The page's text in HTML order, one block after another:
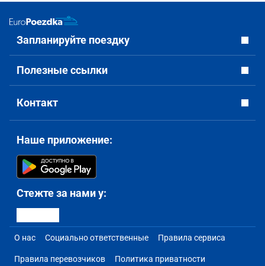
Запланируйте поездку
Полезные ссылки
Контакт
Наше приложение:
Стежте за нами у:
О нас Социально ответственные Правила сервиса
Правила перевозчиков Политика приватности